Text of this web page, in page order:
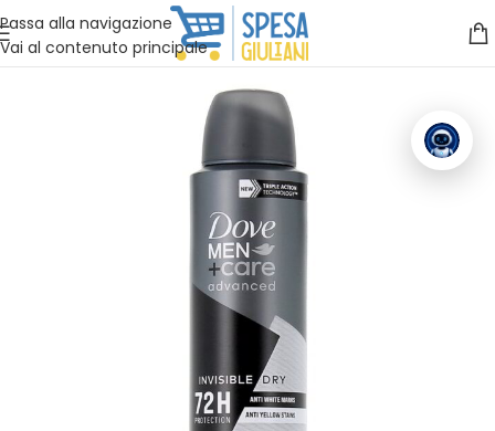
Passa alla navigazione
Vai al contenuto principale
Vuoi assistenza?Clicca qui e ti richiamiamo noi